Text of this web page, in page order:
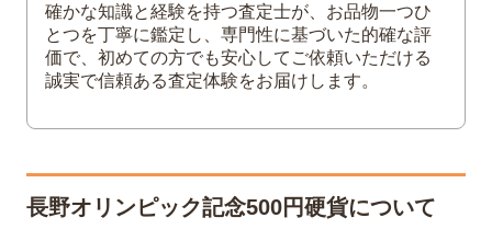
5
長野オリンピック記念500円硬貨は福ちゃ
んがお買取いたします
確かな知識と経験を持つ査定士が、お品物一つひ
とつを丁寧に鑑定し、専門性に基づいた的確な評
価で、初めての方でも安心してご依頼いただける
誠実で信頼ある査定体験をお届けします。
長野オリンピック記念500円硬貨について